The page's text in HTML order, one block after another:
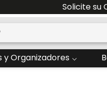
Solicite su
y Organizadores